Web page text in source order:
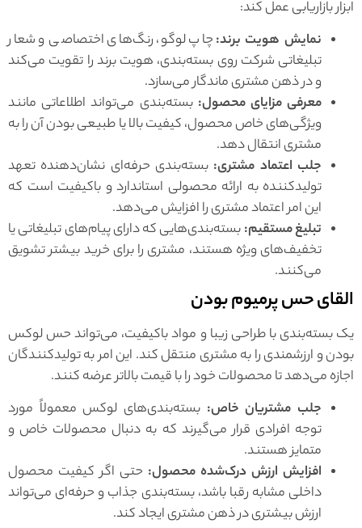
ابزار بازاریابی عمل کند:
نمایش هویت برند:چاپ لوگو، رنگ‌های اختصاصی و شعار
تبلیغاتی شرکت روی بسته‌بندی، هویت برند را تقویت می‌کند
و در ذهن مشتری ماندگار می‌سازد.
معرفی مزایای محصول: بسته‌بندی می‌تواند اطلاعاتی مانند
ویژگی‌های خاص محصول، کیفیت بالا یا طبیعی بودن آن را به
مشتری انتقال دهد.
جلب اعتماد مشتری: بسته‌بندی حرفه‌ای نشان‌دهنده تعهد
تولیدکننده به ارائه محصولی استاندارد و باکیفیت است که
این امر اعتماد مشتری را افزایش می‌دهد.
تبلیغ مستقیم:بسته‌بندی‌هایی که دارای پیام‌های تبلیغاتی یا
تخفیف‌های ویژه هستند، مشتری را برای خرید بیشتر تشویق
می‌کنند.
القای حس پرمیوم بودن
یک بسته‌بندی با طراحی زیبا و مواد باکیفیت، می‌تواند حس لوکس
بودن و ارزشمندی را به مشتری منتقل کند. این امر به تولیدکنندگان
اجازه می‌دهد تا محصولات خود را با قیمت بالاتر عرضه کنند.
جلب مشتریان خاص: بسته‌بندی‌های لوکس معمولاً مورد
توجه افرادی قرار می‌گیرند که به دنبال محصولات خاص و
متمایز هستند.
افزایش ارزش درک‌شده محصول: حتی اگر کیفیت محصول
داخلی مشابه رقبا باشد، بسته‌بندی جذاب و حرفه‌ای می‌تواند
ارزش بیشتری در ذهن مشتری ایجاد کند.